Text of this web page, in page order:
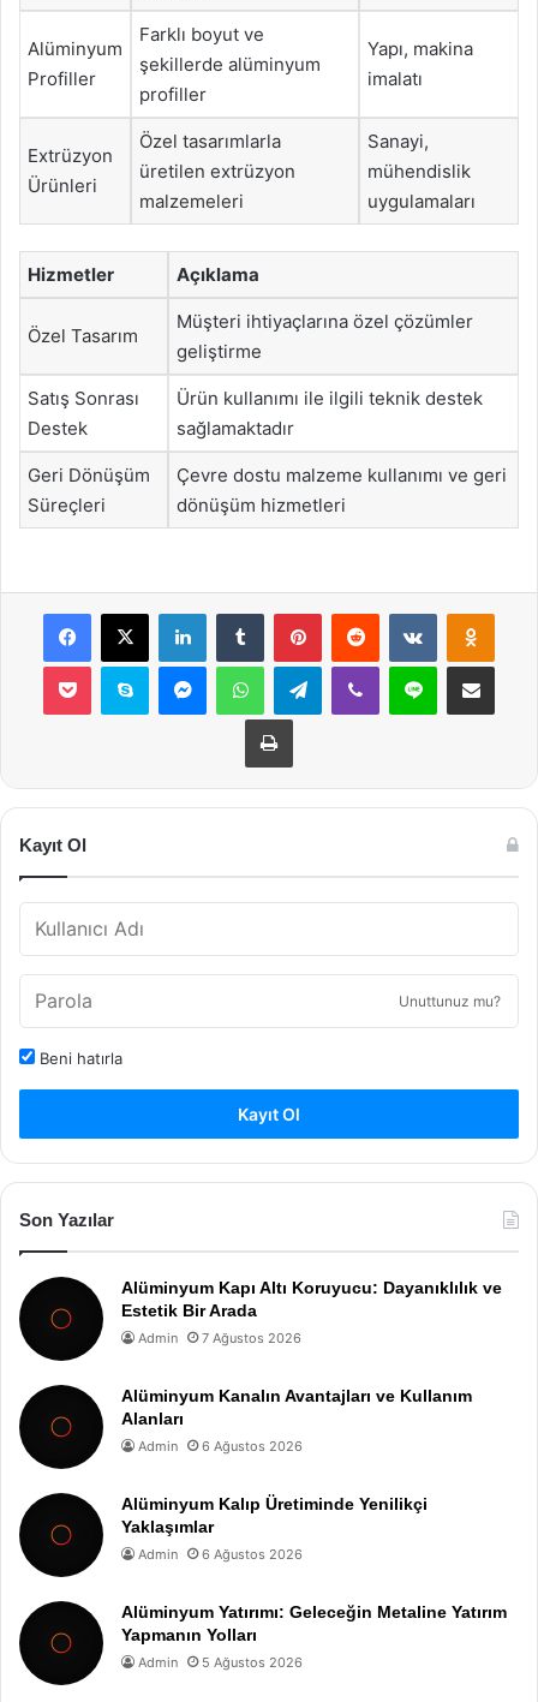
Alüminyum
Profiller
Farklı boyut ve
şekillerde alüminyum
profiller
Yapı, makina
imalatı
Extrüzyon
Ürünleri
Özel tasarımlarla
üretilen extrüzyon
malzemeleri
Sanayi,
mühendislik
uygulamaları
Hizmetler Açıklama
Özel Tasarım
Müşteri ihtiyaçlarına özel çözümler
geliştirme
Satış Sonrası
Destek
Ürün kullanımı ile ilgili teknik destek
sağlamaktadır
Geri Dönüşüm
Süreçleri
Çevre dostu malzeme kullanımı ve geri
dönüşüm hizmetleri
Facebook
X LinkedInTumblr PinterestReddit VKontakte
Pocket Skype MessengerWhatsAppTelegramViber Line E-Posta ile
Yazdır
Kayıt Ol
Unuttunuz mu?
Beni hatırla
Kayıt Ol
Son Yazılar
Alüminyum Kapı Altı Koruyucu: Dayanıklılık ve
Estetik Bir Arada
Admin 7 Ağustos 2026
Alüminyum Kanalın Avantajları ve Kullanım
Alanları
Admin 6 Ağustos 2026
Alüminyum Kalıp Üretiminde Yenilikçi
Yaklaşımlar
Admin 6 Ağustos 2026
Alüminyum Yatırımı: Geleceğin Metaline Yatırım
Yapmanın Yolları
Admin 5 Ağustos 2026